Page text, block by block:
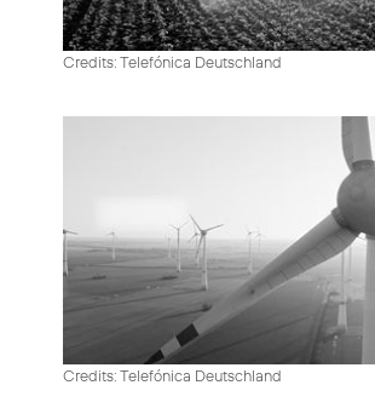
Credits: Telefónica Deutschland
Credits: Telefónica Deutschland